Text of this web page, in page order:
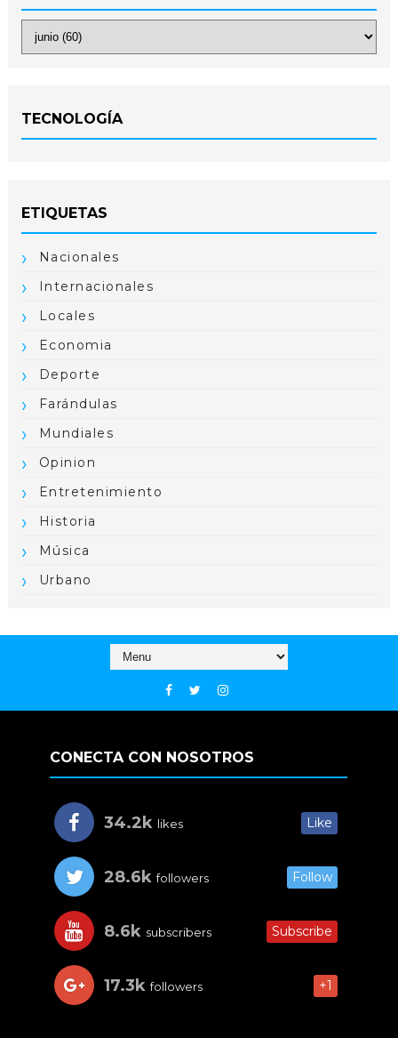
TECNOLOGÍA
ETIQUETAS
Nacionales
Internacionales
Locales
Economia
Deporte
Farándulas
Mundiales
Opinion
Entretenimiento
Historia
Música
Urbano
CONECTA CON NOSOTROS
34.2k likes Like
28.6k followers Follow
8.6k subscribers Subscribe
17.3k followers +1